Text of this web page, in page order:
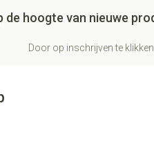
de hoogte van nieuwe
Door op inschrijven te